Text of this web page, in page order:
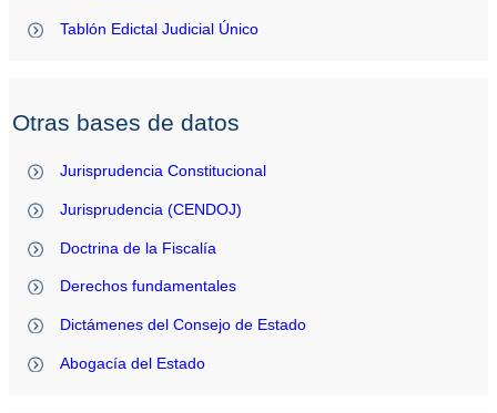
Tablón Edictal Judicial Único
Otras bases de datos
Jurisprudencia Constitucional
Jurisprudencia (CENDOJ)
Doctrina de la Fiscalía
Derechos fundamentales
Dictámenes del Consejo de Estado
Abogacía del Estado